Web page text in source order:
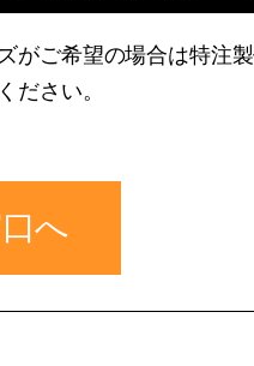
がご希望の場合は特注
ださい。
へ